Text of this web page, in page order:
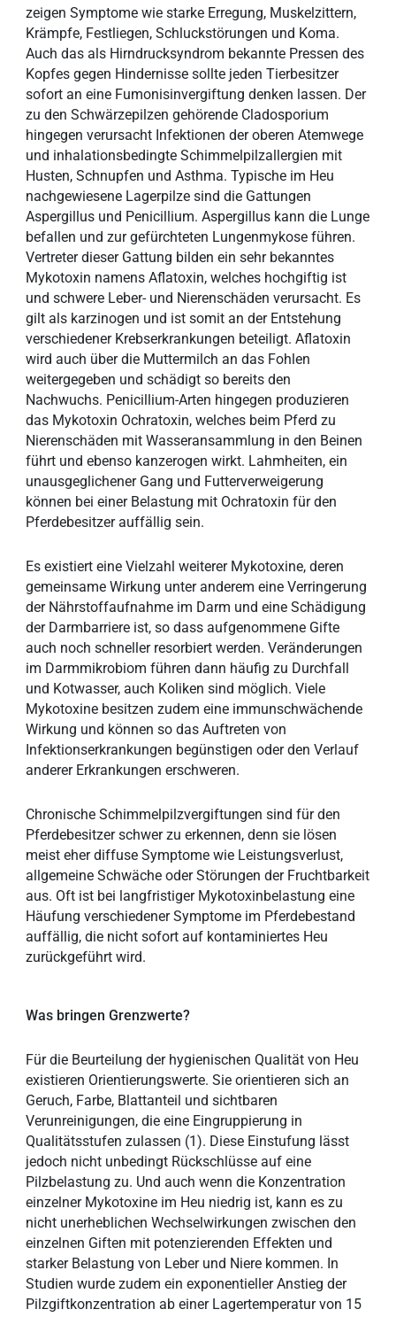
zeigen Symptome wie starke Erregung, Muskelzittern,
Krämpfe, Festliegen, Schluckstörungen und Koma.
Auch das als Hirndrucksyndrom bekannte Pressen des
Kopfes gegen Hindernisse sollte jeden Tierbesitzer
sofort an eine Fumonisinvergiftung denken lassen. Der
zu den Schwärzepilzen gehörende Cladosporium
hingegen verursacht Infektionen der oberen Atemwege
und inhalationsbedingte Schimmelpilzallergien mit
Husten, Schnupfen und Asthma. Typische im Heu
nachgewiesene Lagerpilze sind die Gattungen
Aspergillus und Penicillium. Aspergillus kann die Lunge
befallen und zur gefürchteten Lungenmykose führen.
Vertreter dieser Gattung bilden ein sehr bekanntes
Mykotoxin namens Aflatoxin, welches hochgiftig ist
und schwere Leber- und Nierenschäden verursacht. Es
gilt als karzinogen und ist somit an der Entstehung
verschiedener Krebserkrankungen beteiligt. Aflatoxin
wird auch über die Muttermilch an das Fohlen
weitergegeben und schädigt so bereits den
Nachwuchs. Penicillium-Arten hingegen produzieren
das Mykotoxin Ochratoxin, welches beim Pferd zu
Nierenschäden mit Wasseransammlung in den Beinen
führt und ebenso kanzerogen wirkt. Lahmheiten, ein
unausgeglichener Gang und Futterverweigerung
können bei einer Belastung mit Ochratoxin für den
Pferdebesitzer auffällig sein.
Es existiert eine Vielzahl weiterer Mykotoxine, deren
gemeinsame Wirkung unter anderem eine Verringerung
der Nährstoffaufnahme im Darm und eine Schädigung
der Darmbarriere ist, so dass aufgenommene Gifte
auch noch schneller resorbiert werden. Veränderungen
im Darmmikrobiom führen dann häufig zu Durchfall
und Kotwasser, auch Koliken sind möglich. Viele
Mykotoxine besitzen zudem eine immunschwächende
Wirkung und können so das Auftreten von
Infektionserkrankungen begünstigen oder den Verlauf
anderer Erkrankungen erschweren.
Chronische Schimmelpilzvergiftungen sind für den
Pferdebesitzer schwer zu erkennen, denn sie lösen
meist eher diffuse Symptome wie Leistungsverlust,
allgemeine Schwäche oder Störungen der Fruchtbarkeit
aus. Oft ist bei langfristiger Mykotoxinbelastung eine
Häufung verschiedener Symptome im Pferdebestand
auffällig, die nicht sofort auf kontaminiertes Heu
zurückgeführt wird.
Was bringen Grenzwerte?
Für die Beurteilung der hygienischen Qualität von Heu
existieren Orientierungswerte. Sie orientieren sich an
Geruch, Farbe, Blattanteil und sichtbaren
Verunreinigungen, die eine Eingruppierung in
Qualitätsstufen zulassen (1). Diese Einstufung lässt
jedoch nicht unbedingt Rückschlüsse auf eine
Pilzbelastung zu. Und auch wenn die Konzentration
einzelner Mykotoxine im Heu niedrig ist, kann es zu
nicht unerheblichen Wechselwirkungen zwischen den
einzelnen Giften mit potenzierenden Effekten und
starker Belastung von Leber und Niere kommen. In
Studien wurde zudem ein exponentieller Anstieg der
Pilzgiftkonzentration ab einer Lagertemperatur von 15